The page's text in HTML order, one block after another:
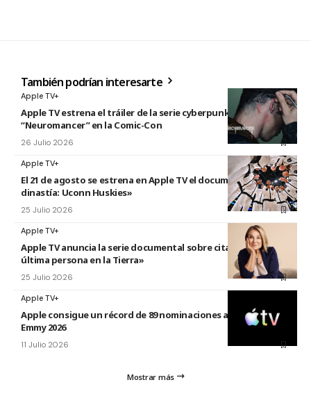
También podrían interesarte
Apple TV+
Apple TV estrena el tráiler de la serie cyberpunk
“Neuromancer” en la Comic-Con
26 Julio 2026
Apple TV+
El 21 de agosto se estrena en Apple TV el documental «La
dinastía: Uconn Huskies»
25 Julio 2026
Apple TV+
Apple TV anuncia la serie documental sobre citas titulada «La
última persona en la Tierra»
25 Julio 2026
Apple TV+
Apple consigue un récord de 89 nominaciones a los premios
Emmy 2026
11 Julio 2026
Mostrar más